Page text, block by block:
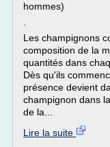
hommes)
Les champignons
composition de la
quantités dans
Dès qu'ils
présence devient
champignon dans
de la...
Lire la suite